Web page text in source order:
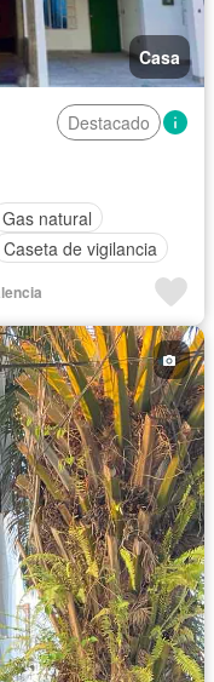
Casa
Destacado
Gas natural
Caseta de vigilancia